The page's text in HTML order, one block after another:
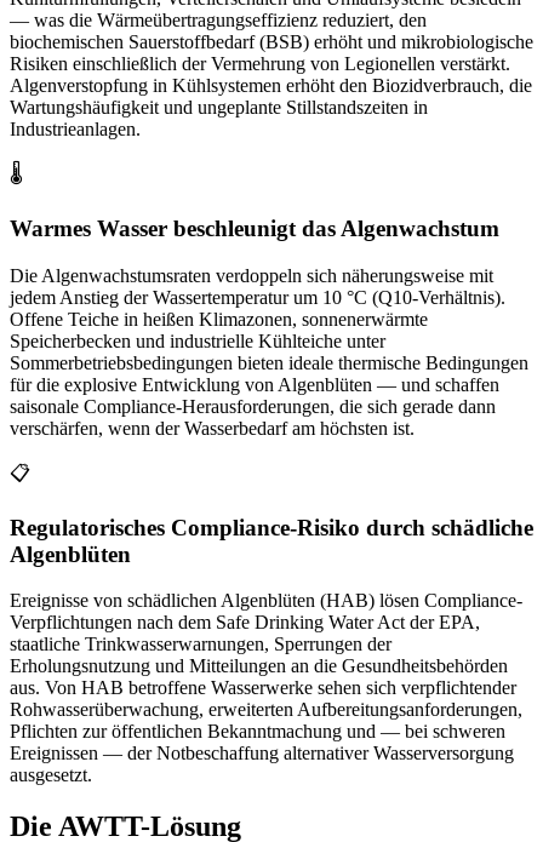
— was die Wärmeübertragungseffizienz reduziert, den
biochemischen Sauerstoffbedarf (BSB) erhöht und mikrobiologische
Risiken einschließlich der Vermehrung von Legionellen verstärkt.
Algenverstopfung in Kühlsystemen erhöht den Biozidverbrauch, die
Wartungshäufigkeit und ungeplante Stillstandszeiten in
Industrieanlagen.
🌡️
Warmes Wasser beschleunigt das Algenwachstum
Die Algenwachstumsraten verdoppeln sich näherungsweise mit
jedem Anstieg der Wassertemperatur um 10 °C (Q10-Verhältnis).
Offene Teiche in heißen Klimazonen, sonnenerwärmte
Speicherbecken und industrielle Kühlteiche unter
Sommerbetriebsbedingungen bieten ideale thermische Bedingungen
für die explosive Entwicklung von Algenblüten — und schaffen
saisonale Compliance-Herausforderungen, die sich gerade dann
verschärfen, wenn der Wasserbedarf am höchsten ist.
📋
Regulatorisches Compliance-Risiko durch schädliche
Algenblüten
Ereignisse von schädlichen Algenblüten (HAB) lösen Compliance-
Verpflichtungen nach dem Safe Drinking Water Act der EPA,
staatliche Trinkwasserwarnungen, Sperrungen der
Erholungsnutzung und Mitteilungen an die Gesundheitsbehörden
aus. Von HAB betroffene Wasserwerke sehen sich verpflichtender
Rohwasserüberwachung, erweiterten Aufbereitungsanforderungen,
Pflichten zur öffentlichen Bekanntmachung und — bei schweren
Ereignissen — der Notbeschaffung alternativer Wasserversorgung
ausgesetzt.
Die AWTT-Lösung